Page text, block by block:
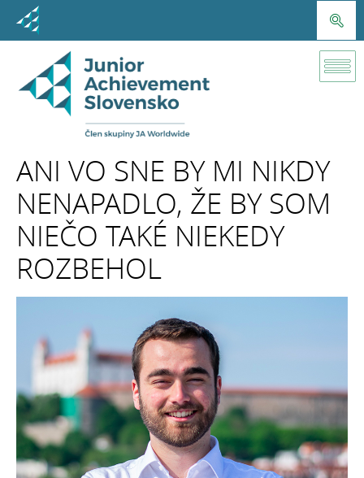
Gerhart
ANI VO SNE BY MI NIKDY
NENAPADLO, ŽE BY SOM
NIEČO TAKÉ NIEKEDY
ROZBEHOL